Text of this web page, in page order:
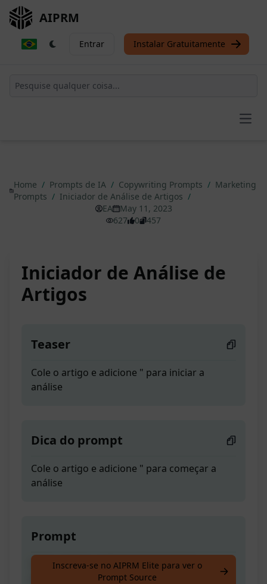
AIPRM
Entrar Instalar Gratuitamente
Home / Prompts de IA / Copywriting Prompts / Marketing
Prompts / Iniciador de Análise de Artigos /
EA
May 11, 2023
627
0 457
Iniciador de Análise de
Artigos
Teaser
Cole o artigo e adicione " para iniciar a
análise
Dica do prompt
Cole o artigo e adicione " para começar a
análise
Prompt
Cole o artigo e adicione " para iniciar a
Inscreva-se no AIPRM Elite para ver o
Prompt Source